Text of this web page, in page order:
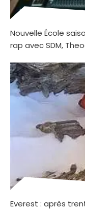
Nouvelle École
rap avec SDM,
Everest : après